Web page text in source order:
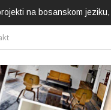
na bosanskom